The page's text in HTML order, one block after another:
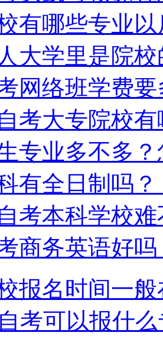
有哪些专业
大学里是院
网络班学费
考大专院校
专业多不多
有全日制吗？
考本科学校
商务英语好吗
报名时间一
考可以报什